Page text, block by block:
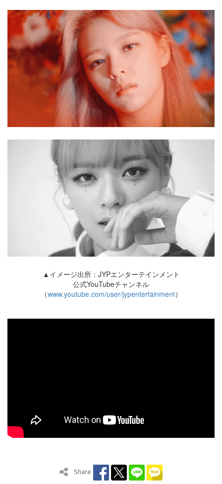
▲イメージ出所：JYPエンターテインメント
公式YouTubeチャンネル
（www.youtube.com/user/jypentertainment）
Share